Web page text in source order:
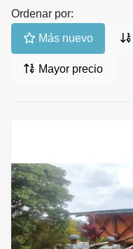
Ordenar por:
Más nuevo
Mayor precio